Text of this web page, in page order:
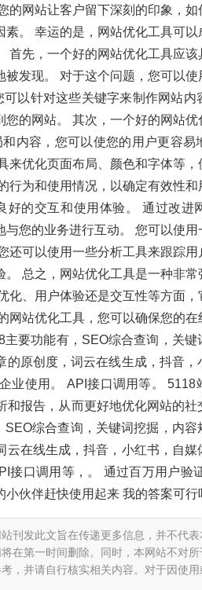
的网站让客户留下深刻的印象，如
。 幸运的是，网站优化工具可以
先，一个好的网站优化工具应
发现。 对于这个问题，您可以
以针对这些关键字来制作网站内
的网站。 其次，一个好的网站
内容，您可以使您的用户更容易
来优化页面布局、颜色和字体等
为和使用情况，以确定有效性和
的交互和使用体验。 通过改进
您的业务进行互动。 您可以使
还可以使用一些分析工具来跟踪
总之，网站优化工具是一种非
化、用户体验还是交互性等方面
网站优化工具，您可以确保您的
要功能有，SEO综合查询，关键
原创度，词云在线生成，抖音，
业使用。 API接口调用等。 5118
报告，从而更好地优化网站的社
综合查询，关键词挖掘，内容
在线生成，抖音，小红书，自媒
接口调用等，。 通过百万用户验
伙伴赶快使用起来 我的答案可
刊发此文旨在传递更多信息，并不代
在第一时间删除。同时，本网站不对所
，并请自行核实相关内容。对于因使